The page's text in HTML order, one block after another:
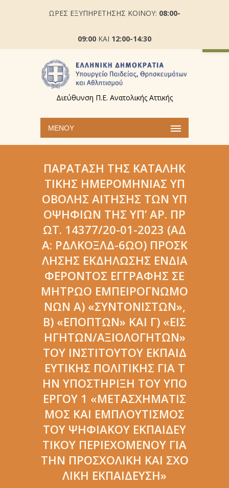
ΩΡΕΣ ΕΞΥΠΗΡΕΤΗΣΗΣ ΚΟΙΝΟΥ: 08:00-
09:00 ΚΑΙ 12:00-14:30
Διεύθυνση Π.Ε. Ανατολικής Αττικής
ΜΕΝΟΎ
ΠΑΡΆΤΑΣΗ ΤΗΣ ΚΑΤΑΛΗΚ
ΤΙΚΉΣ ΗΜΕΡΟΜΗΝΊΑΣ ΥΠ
ΟΒΟΛΉΣ ΑΊΤΗΣΗΣ ΤΩΝ ΥΠ
ΟΨΗΦΊΩΝ ΤΗΣ ΥΠ’ ΑΡ. ΠΡ
ΩΤ. 14377/20-01-2023 (ΑΔ
Α: ΡΔΛΚΟΞΛΔ-6ΩΟ) ΠΡΌΣΚ
ΛΗΣΗΣ ΕΚΔΉΛΩΣΗΣ ΕΝΔΙΑ
ΦΈΡΟΝΤΟΣ ΕΓΓΡΑΦΉΣ ΣΕ
ΜΗΤΡΏΟ ΕΜΠΕΙΡΟΓΝΩΜΌ
ΝΩΝ Α) «ΣΥΝΤΟΝΙΣΤΏΝ»,
Β) «ΕΠΟΠΤΏΝ» ΚΑΙ Γ) «ΕΙΣ
ΗΓΗΤΏΝ/ΑΞΙΟΛΟΓΗΤΏΝ»
ΤΟΥ ΙΝΣΤΙΤΟΎΤΟΥ ΕΚΠΑΙΔ
ΕΥΤΙΚΉΣ ΠΟΛΙΤΙΚΉΣ ΓΙΑ Τ
ΗΝ ΥΠΟΣΤΉΡΙΞΗ ΤΟΥ ΥΠΟ
ΈΡΓΟΥ 1 «ΜΕΤΑΣΧΗΜΑΤΙΣ
ΜΌΣ ΚΑΙ ΕΜΠΛΟΥΤΙΣΜΌΣ
ΤΟΥ ΨΗΦΙΑΚΟΎ ΕΚΠΑΙΔΕΥ
ΤΙΚΟΎ ΠΕΡΙΕΧΟΜΈΝΟΥ ΓΙΑ
ΤΗΝ ΠΡΟΣΧΟΛΙΚΉ ΚΑΙ ΣΧΟ
ΛΙΚΉ ΕΚΠΑΊΔΕΥΣΗ»